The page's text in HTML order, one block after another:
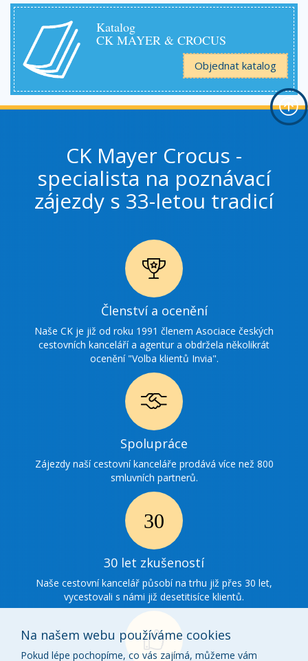
Katalog
CK MAYER & CROCUS
Objednat katalog
CK Mayer Crocus -
specialista na poznávací
zájezdy s 33-letou tradicí
Ikonka
ocenění
Členství a ocenění
Naše CK je již od roku 1991 členem Asociace českých
cestovních kanceláří a agentur a obdržela několikrát
ocenění "Volba klientů Invia".
Ikonka
spolupráce
Spolupráce
Zájezdy naší cestovní kanceláře prodává více než 800
smluvních partnerů.
30 Ikonka
zkušenosti
30 let zkušeností
Naše cestovní kancelář působí na trhu již přes 30 let,
vycestovali s námi již desetitisíce klientů.
Na našem webu používáme cookies
Pokud lépe pochopíme, co vás zajímá, můžeme vám